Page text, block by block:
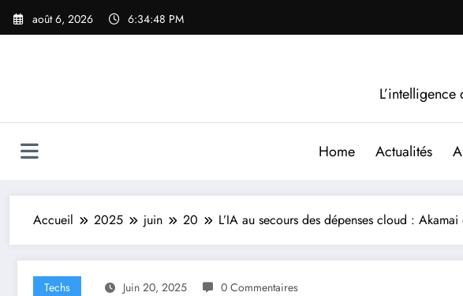
Aller
août 6, 2026 6:34:50 PM
Home Actualités
Accueil 2025 juin 20 L’IA au secours des dépenses cloud :
Techs Juin 20, 2025 0 Commentaires